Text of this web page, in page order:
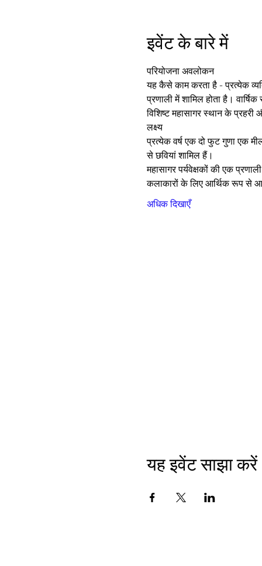
इवेंट के बारे में
परियोजना अवलोकन
यह कैसे काम करता है - प्रत्येक
प्रणाली में शामिल होता है।
विशिष्ट महासागर स्थान के प्रहरी
लक्ष्य
प्रत्येक वर्ष एक दो फुट गुणा एक
से छवियां शामिल हैं।
महासागर पर्यवेक्षकों की एक
कलाकारों के लिए आर्थिक रूप से
अधिक दिखाएँ
यह इवेंट साझा करें